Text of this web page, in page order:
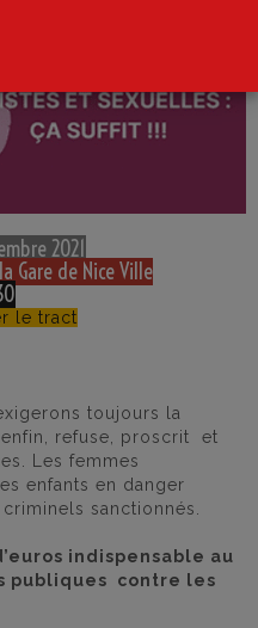
2021
Gare de Nice Ville
le tract
toujours la
refuse, proscrit et
Les femmes
enfants en danger
sanctionnés.
indispensable au
publiques contre les